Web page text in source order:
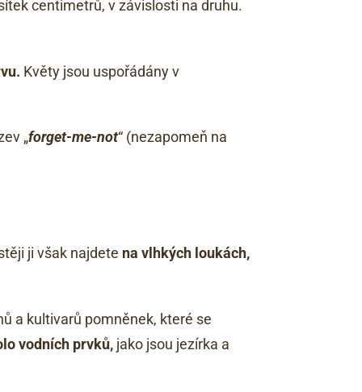
centimetrů, v závislosti na druhu.
Květy jsou uspořádány v
„forget-me-not“ (nezapomeň na
ji však najdete na vlhkých loukách,
a kultivarů pomněnek, které se
vodních prvků, jako jsou jezírka a